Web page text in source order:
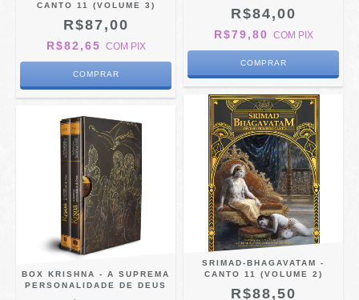
CANTO 11 (VOLUME 3)
R$87,00
R$82,65 COM PIX
R$84,00
R$79,80 COM PIX
BOX KRISHNA - A SUPREMA
PERSONALIDADE DE DEUS
SRIMAD-BHAGAVATAM -
CANTO 11 (VOLUME 2)
R$88,50